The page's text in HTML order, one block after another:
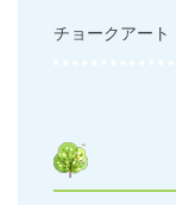
チョークアート